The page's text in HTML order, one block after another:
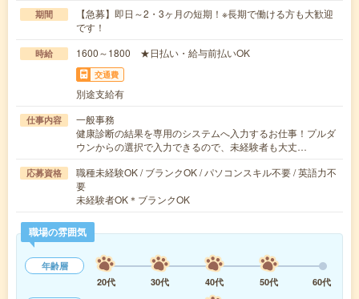
期間
【急募】即日～2・3ヶ月の短期！※長期で働ける方も大歓迎
です！
時給 1600～1800 ★日払い・給与前払いOK
交通費
別途支給有
仕事内容
一般事務
健康診断の結果を専用のシステムへ入力するお仕事！プルダ
ウンからの選択で入力できるので、未経験者も大丈…
応募資格
職種未経験OK / ブランクOK / パソコンスキル不要 / 英語力不
要
未経験者OK＊ブランクOK
職場の雰囲気
年齢層
20代
30代 40代 50代
60代